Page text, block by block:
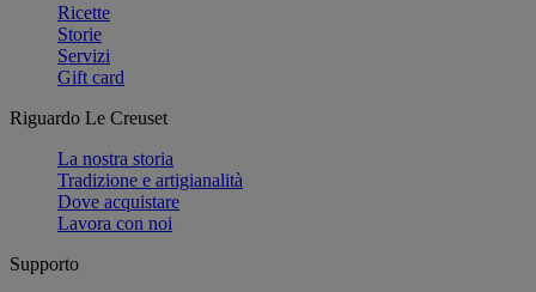
Ricette
Storie
Servizi
Gift card
Riguardo Le Creuset
La nostra storia
Tradizione e artigianalità
Dove acquistare
Lavora con noi
Supporto